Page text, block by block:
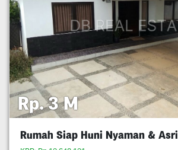
Rp. 3 M
Rumah Siap Huni Nyaman & Asri